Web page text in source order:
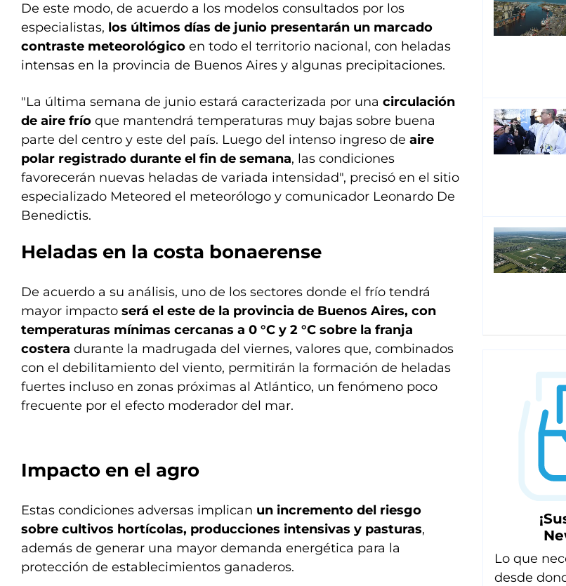
De este modo, de acuerdo a los modelos consultados por los
especialistas, los últimos días de junio presentarán un marcado
contraste meteorológico en todo el territorio nacional, con heladas
intensas en la provincia de Buenos Aires y algunas precipitaciones.
"La última semana de junio estará caracterizada por una circulación
de aire frío que mantendrá temperaturas muy bajas sobre buena
parte del centro y este del país. Luego del intenso ingreso de aire
polar registrado durante el fin de semana, las condiciones
favorecerán nuevas heladas de variada intensidad", precisó en el sitio
especializado Meteored el meteorólogo y comunicador Leonardo De
Benedictis.
Heladas en la costa bonaerense
De acuerdo a su análisis, uno de los sectores donde el frío tendrá
mayor impacto será el este de la provincia de Buenos Aires, con
temperaturas mínimas cercanas a 0 °C y 2 °C sobre la franja
costera durante la madrugada del viernes, valores que, combinados
con el debilitamiento del viento, permitirán la formación de heladas
fuertes incluso en zonas próximas al Atlántico, un fenómeno poco
frecuente por el efecto moderador del mar.
Impacto en el agro
Estas condiciones adversas implican un incremento del riesgo
sobre cultivos hortícolas, producciones intensivas y pasturas,
además de generar una mayor demanda energética para la
protección de establecimientos ganaderos.
Lo que
desde